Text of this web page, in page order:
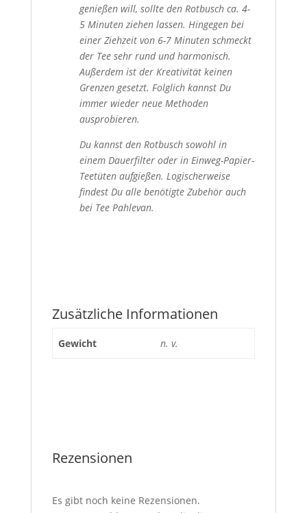
genießen will, sollte den Rotbusch ca. 4-
5 Minuten ziehen lassen. Hingegen bei
einer Ziehzeit von 6-7 Minuten schmeckt
der Tee sehr rund und harmonisch.
Außerdem ist der Kreativität keinen
Grenzen gesetzt. Folglich kannst Du
immer wieder neue Methoden
ausprobieren.
Du kannst den Rotbusch sowohl in
einem Dauerfilter oder in Einweg-Papier-
Teetüten aufgießen. Logischerweise
findest Du alle benötigte Zubehör auch
bei Tee Pahlevan.
Zusätzliche Informationen
Gewicht n. v.
Rezensionen
Es gibt noch keine Rezensionen.